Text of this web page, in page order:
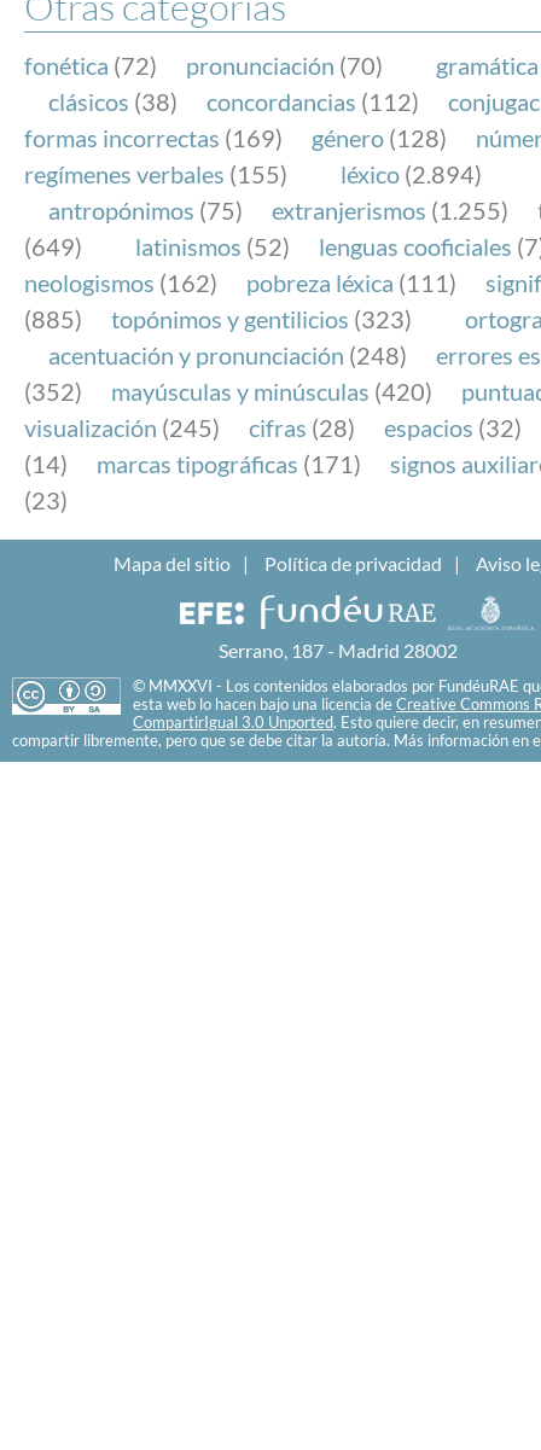
fonética (72) pronunciación (70) gramática
clásicos (38) concordancias (112)
formas incorrectas (169) género (128)
regímenes verbales (155) léxico (2.894)
antropónimos (75) extranjerismos (1.255)
(649)
latinismos (52) lenguas cooficiales
neologismos (162) pobreza léxica (111)
(885)
topónimos y gentilicios (323)
acentuación y pronunciación (248)
errores
(352)
mayúsculas y minúsculas (420)
visualización (245) cifras (28) espacios (32)
(14)
marcas tipográficas (171)
signos
(23)
Mapa del sitio Política de privacidad Aviso
Serrano, 187 - Madrid 28002
© MMXXVI - Los contenidos elaborados por FundéuRAE
esta web lo hacen bajo una licencia de Creative Commons
CompartirIgual 3.0 Unported. Esto quiere decir, en
compartir libremente, pero que se debe citar la autoría. Más información en